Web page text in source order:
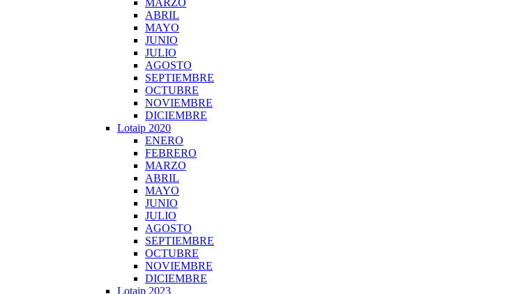
MARZO
ABRIL
MAYO
JUNIO
JULIO
AGOSTO
SEPTIEMBRE
OCTUBRE
NOVIEMBRE
DICIEMBRE
Lotaip 2020
ENERO
FEBRERO
MARZO
ABRIL
MAYO
JUNIO
JULIO
AGOSTO
SEPTIEMBRE
OCTUBRE
NOVIEMBRE
DICIEMBRE
Lotaip 2023